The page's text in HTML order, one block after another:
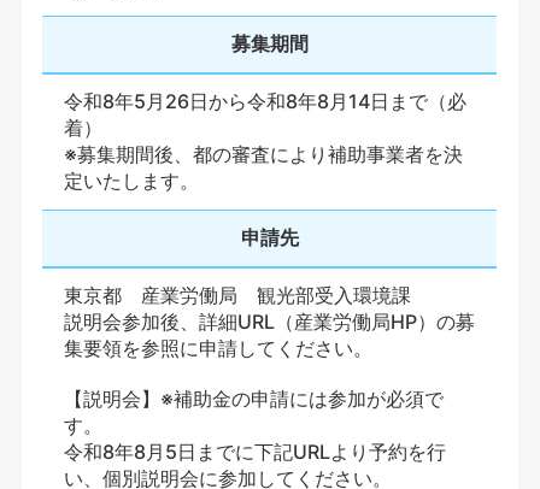
募集期間
令和8年5月26日から令和8年8月14日まで（必
着）
※募集期間後、都の審査により補助事業者を決
定いたします。
申請先
東京都 産業労働局 観光部受入環境課
説明会参加後、詳細URL（産業労働局HP）の募
集要領を参照に申請してください。
【説明会】※補助金の申請には参加が必須で
す。
令和8年8月5日までに下記URLより予約を行
い、個別説明会に参加してください。